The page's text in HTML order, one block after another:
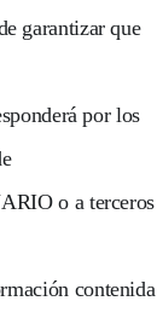
garantizar que
por los
o a terceros
contenida